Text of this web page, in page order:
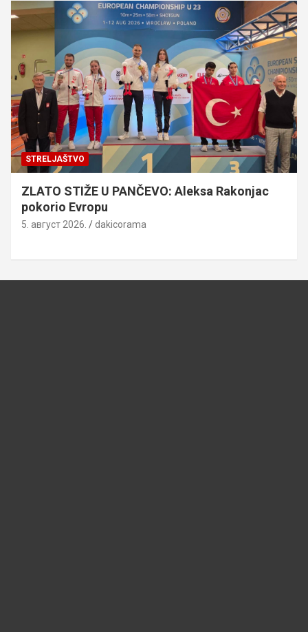
STRELJAŠTVO
ZLATO STIŽE U PANČEVO: Aleksa Rakonjac
pokorio Evropu
5. август 2026. dakicorama